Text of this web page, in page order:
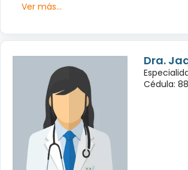
Ver más...
Dra.
Cédula: